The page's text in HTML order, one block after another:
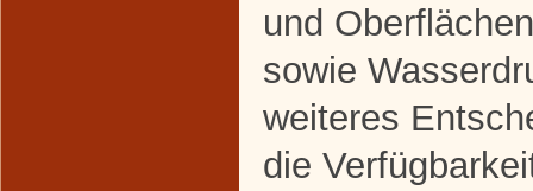
und
sowie
weiteres
die